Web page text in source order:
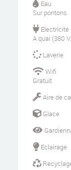
Eau
Sur pontons
Electricité
A quai (380
Laverie
Wifi
Gratuit
Aire de
Glace
Eclairage